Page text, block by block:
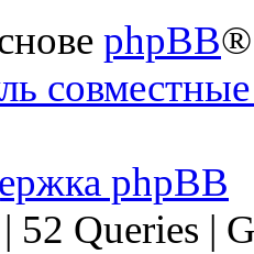
phpBB®
phpBB
52 Queries |